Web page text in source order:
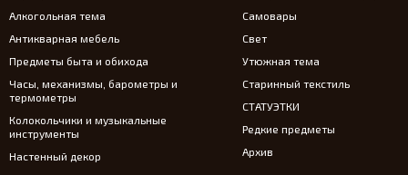
Алкогольная тема
Антикварная мебель
Предметы быта и обихода
Часы, механизмы, барометры и
термометры
Колокольчики и музыкальные
инструменты
Настенный декор
Самовары
Свет
Утюжная тема
Старинный текстиль
СТАТУЭТКИ
Редкие предметы
Архив